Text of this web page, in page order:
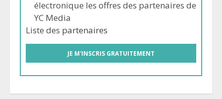
électronique les offres des partenaires de
YC Media
Liste des partenaires